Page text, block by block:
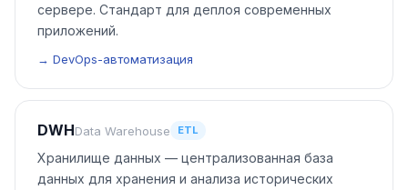
сервере. Стандарт для деплоя современных
приложений.
→ DevOps-автоматизация
DWHData Warehouse ETL
Хранилище данных — централизованная база
данных для хранения и анализа исторических